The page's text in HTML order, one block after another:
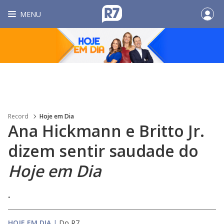
MENU
Record Hoje em Dia
Ana Hickmann e Britto Jr.
dizem sentir saudade do
Hoje em Dia
.